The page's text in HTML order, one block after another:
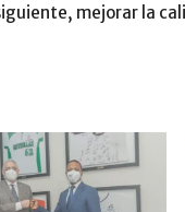
mejorar la